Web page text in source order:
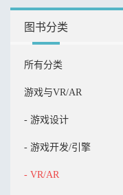
图书分类
所有分类
游戏与VR/AR
- 游戏设计
- 游戏开发/引擎
- VR/AR